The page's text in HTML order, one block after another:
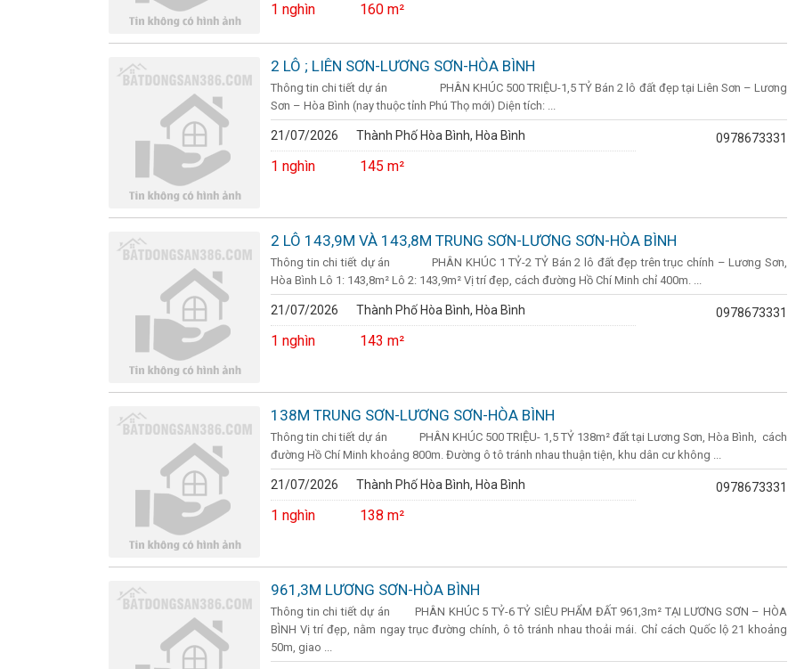
1 nghìn 160 m²
2 LÔ ; LIÊN SƠN-LƯƠNG SƠN-HÒA BÌNH
Thông tin chi tiết dự án PHÂN KHÚC 500 TRIỆU-1,5 TỶ Bán 2 lô đất đẹp tại Liên Sơn – Lương
Sơn – Hòa Bình (nay thuộc tỉnh Phú Thọ mới) Diện tích: ...
21/07/2026 Thành Phố Hòa Bình, Hòa Bình
1 nghìn 145 m²
0978673331
2 LÔ 143,9M VÀ 143,8M TRUNG SƠN-LƯƠNG SƠN-HÒA BÌNH
Thông tin chi tiết dự án PHÂN KHÚC 1 TỶ-2 TỶ Bán 2 lô đất đẹp trên trục chính – Lương Sơn,
Hòa Bình Lô 1: 143,8m² Lô 2: 143,9m² Vị trí đẹp, cách đường Hồ Chí Minh chỉ 400m. ...
21/07/2026 Thành Phố Hòa Bình, Hòa Bình
1 nghìn 143 m²
0978673331
138M TRUNG SƠN-LƯƠNG SƠN-HÒA BÌNH
Thông tin chi tiết dự án PHÂN KHÚC 500 TRIỆU- 1,5 TỶ 138m² đất tại Lương Sơn, Hòa Bình, cách
đường Hồ Chí Minh khoảng 800m. Đường ô tô tránh nhau thuận tiện, khu dân cư không ...
21/07/2026 Thành Phố Hòa Bình, Hòa Bình
1 nghìn 138 m²
0978673331
961,3M LƯƠNG SƠN-HÒA BÌNH
Thông tin chi tiết dự án PHÂN KHÚC 5 TỶ-6 TỶ SIÊU PHẨM ĐẤT 961,3m² TẠI LƯƠNG SƠN – HÒA
BÌNH Vị trí đẹp, nằm ngay trục đường chính, ô tô tránh nhau thoải mái. Chỉ cách Quốc lộ 21 khoảng
50m, giao ...